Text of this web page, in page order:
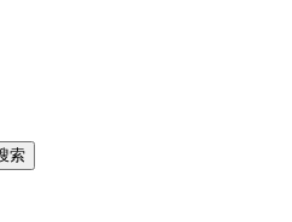
索